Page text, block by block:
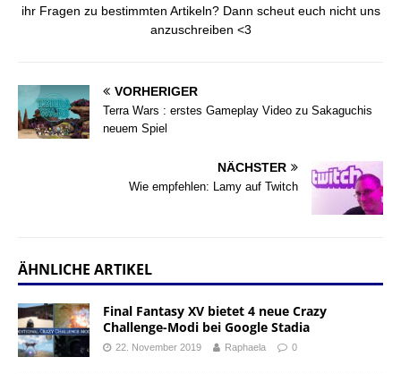
ihr Fragen zu bestimmten Artikeln? Dann scheut euch nicht uns
anzuschreiben <3
VORHERIGER
Terra Wars : erstes Gameplay Video zu Sakaguchis
neuem Spiel
NÄCHSTER
Wie empfehlen: Lamy auf Twitch
ÄHNLICHE ARTIKEL
Final Fantasy XV bietet 4 neue Crazy
Challenge-Modi bei Google Stadia
22. November 2019 Raphaela 0